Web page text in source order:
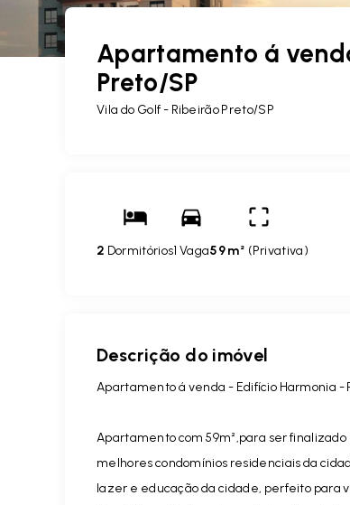
Apartamento á
Preto/SP
Vila do Golf - Ribeirão Preto/SP
2 Dormitórios1 Vaga59 m² (Privativa)
Descrição do imóvel
Apartamento á venda - Edifício Harmonia -
Apartamento com 59m²,para ser finalizado
melhores condomínios residenciais da
lazer e educação da cidade, perfeito para